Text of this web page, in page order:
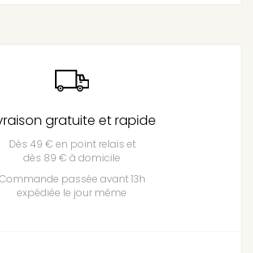
gratuite et rapide
Dès 49 € en point relais et
dès 89 € à domicile
Commande passée avant 13h
expédiée le jour même